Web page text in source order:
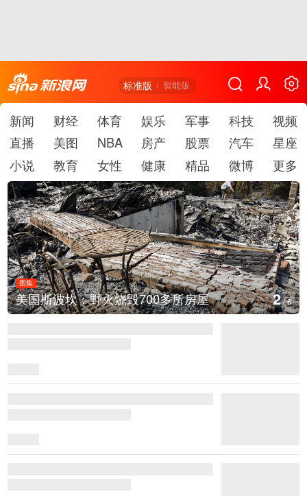
标准版 智能版
新闻 财经 体育 娱乐 军事 科技
视频
直播
美图 NBA 房产 股票 汽车
星座
小说
教育 女性 健康 精品 微博 更多
房屋
图集
叙利亚：大马士革发生爆炸
3/6